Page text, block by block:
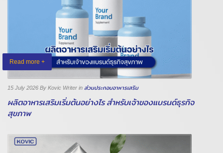
Read more +
15 July 2026By Kovic Writerinส่วนประกอบอาหารเสริม
ผลิตอาหารเสริมเริ่มต้นอย่างไร สำหรับเจ้าของแบรนด์ธุรกิจ
สุขภาพ